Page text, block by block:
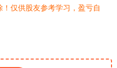
仅供股友参考学习，盈亏自